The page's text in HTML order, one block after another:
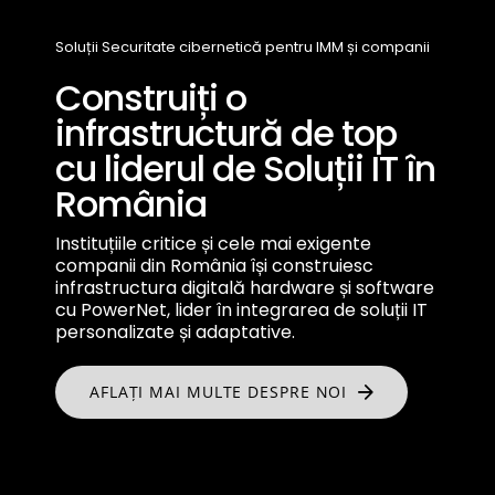
Soluții Securitate cibernetică pentru IMM și companii
Construiți o
infrastructură de top
cu liderul de Soluții IT în
România
Instituțiile critice și cele mai exigente
companii din România își construiesc
infrastructura digitală hardware și software
cu PowerNet, lider în integrarea de soluții IT
personalizate și adaptative.
AFLAȚI MAI MULTE DESPRE NOI